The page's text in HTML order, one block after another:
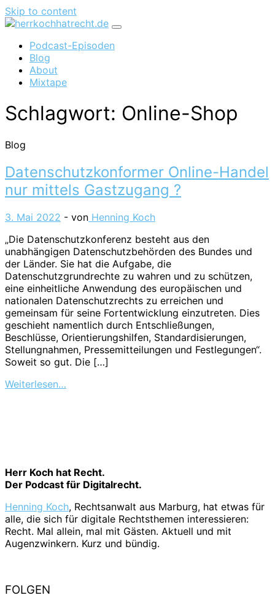
Skip to content
Podcast-Episoden
Blog
About
Mixtape
Schlagwort: Online-Shop
Blog
Datenschutzkonformer Online-Handel
nur mittels Gastzugang ?
3. Mai 2022 - von Henning Koch
„Die Datenschutzkonferenz besteht aus den
unabhängigen Datenschutzbehörden des Bundes und
der Länder. Sie hat die Aufgabe, die
Datenschutzgrundrechte zu wahren und zu schützen,
eine einheitliche Anwendung des europäischen und
nationalen Datenschutzrechts zu erreichen und
gemeinsam für seine Fortentwicklung einzutreten. Dies
geschieht namentlich durch Entschließungen,
Beschlüsse, Orientierungshilfen, Standardisierungen,
Stellungnahmen, Pressemitteilungen und Festlegungen“.
Soweit so gut. Die […]
Weiterlesen…
Herr Koch hat Recht.
Der Podcast für Digitalrecht.
Henning Koch, Rechtsanwalt aus Marburg, hat etwas für
alle, die sich für digitale Rechtsthemen interessieren:
Recht. Mal allein, mal mit Gästen. Aktuell und mit
Augenzwinkern. Kurz und bündig.
FOLGEN